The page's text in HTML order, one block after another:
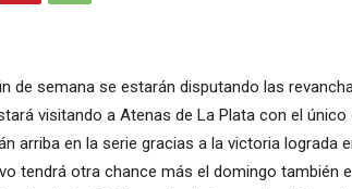
de semana se estarán disputando las
visitando a Atenas de La Plata con el
arriba en la serie gracias a la victoria lograda
tendrá otra chance más el domingo